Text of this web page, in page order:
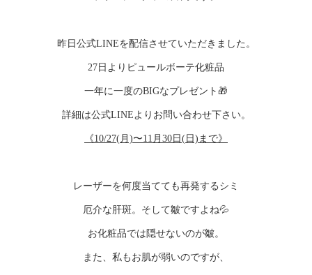
昨日公式LINEを配信させていただきました。
27日よりピュールボーテ化粧品
一年に一度のBIGなプレゼント🎁
詳細は公式LINEよりお問い合わせ下さい。
《10/27(月)〜11月30日(日)まで》
レーザーを何度当てても再発するシミ
厄介な肝斑。そして皺ですよね💦
お化粧品では隠せないのが皺。
また、私もお肌が弱いのですが、